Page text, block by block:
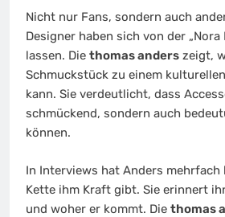
Nicht nur Fans, sondern auch
Designer haben sich von der
lassen. Die thomas anders zeigt,
Schmuckstück zu einem
kann. Sie verdeutlicht, dass
schmückend, sondern auch
können.
In Interviews hat Anders mehrfach
Kette ihm Kraft gibt. Sie erinnert
und woher er kommt. Die thomas